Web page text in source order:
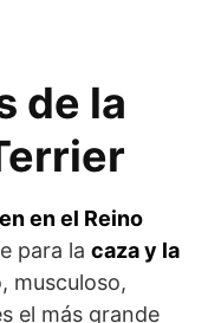
de la
en el Reino
para la caza y la
musculoso,
el más grande